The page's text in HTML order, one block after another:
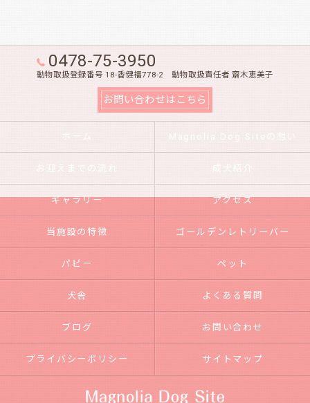
0478-75-3950
動物取扱登録番号 18-香健福778-2 動物取扱責任者 齋木恵美子
お問い合わせはこちら
ホーム Magnolia Dog Siteの想い
お迎えまでの流れ 成犬紹介
ギャラリー アクセス
当施設の特徴 ゴールデンレトリーバー
パピー ペット
犬舎 よくある質問
ブログ お問い合わせ
プライバシーポリシー サイトマップ